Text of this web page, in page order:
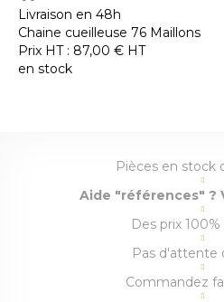
Livraison en 48h
Chaine cueilleuse 76 Maillons
Prix HT : 87,00 € HT
en stock
Pièces en stock
Aide "références" ?
Des prix
Pas d'attente
Commandez